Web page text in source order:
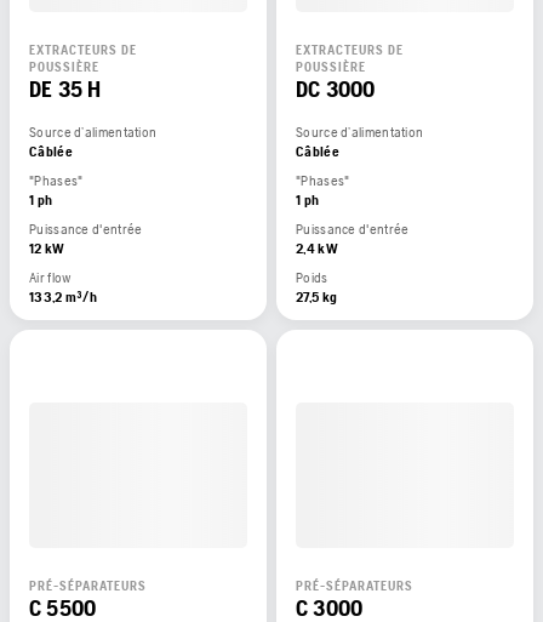
EXTRACTEURS DE
POUSSIÈRE
DE 35 H
Source d’alimentation
Câblée
"Phases"
1 ph
Puissance d'entrée
12 kW
Air flow
133,2 m³/h
EXTRACTEURS DE
POUSSIÈRE
DC 3000
Source d’alimentation
Câblée
"Phases"
1 ph
Puissance d'entrée
2,4 kW
Poids
27,5 kg
PRÉ-SÉPARATEURS
C 5500
PRÉ-SÉPARATEURS
C 3000